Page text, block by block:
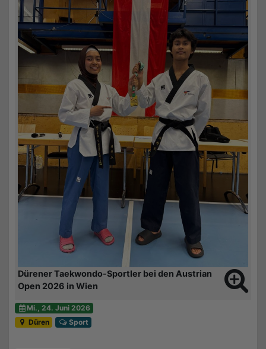
Dürener Taekwondo-Sportler bei den Austrian
Open 2026 in Wien
Mi., 24. Juni 2026
Düren
Sport